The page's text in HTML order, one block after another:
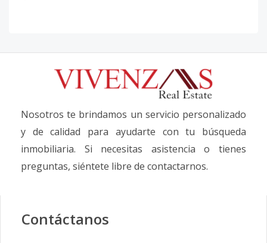
Nosotros te brindamos un servicio personalizado
y de calidad para ayudarte con tu búsqueda
inmobiliaria. Si necesitas asistencia o tienes
preguntas, siéntete libre de contactarnos.
Contáctanos